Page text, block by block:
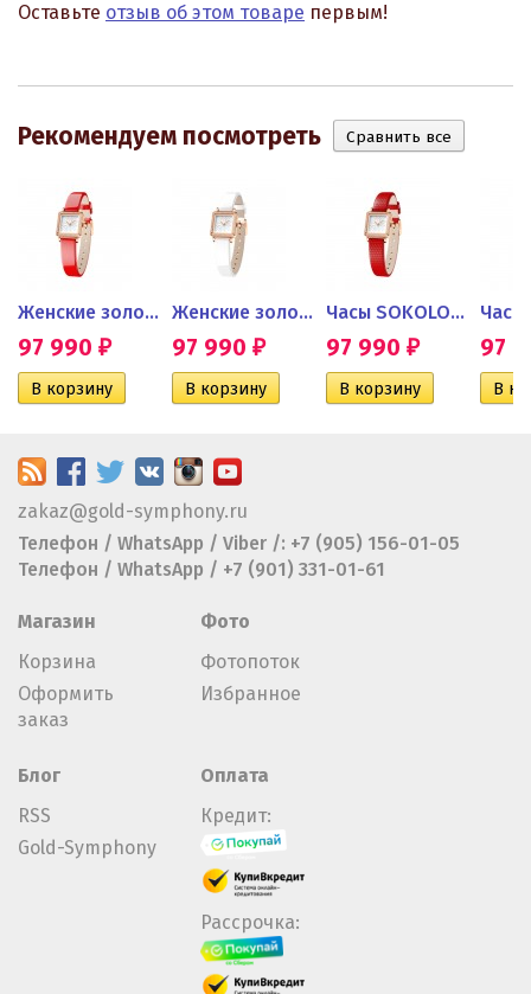
Оставьте отзыв об этом товаре первым!
Рекомендуем посмотреть
Женские золотые часы Diva с...
97 990 ₽
Женские золотые часы...
97 990 ₽
Часы SOKOLOV женские из...
97 990 ₽ 97
zakaz@gold-symphony.ru
Телефон / WhatsApp / Viber /: +7 (905) 156-01-05
Телефон / WhatsApp / +7 (901) 331-01-61
Магазин
Корзина
Оформить
заказ
Фото
Фотопоток
Избранное
Блог
RSS
Gold-Symphony
Оплата
Кредит:
Рассрочка: